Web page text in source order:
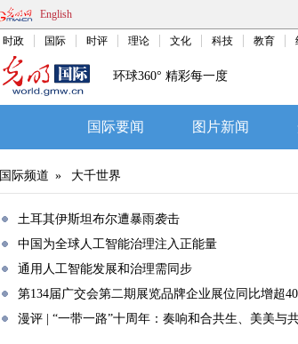
English
时政 国际 时评 理论 文化 科技 教育
环球360° 精彩每一度
国际要闻 图片新闻
国际频道 » 大千世界
土耳其伊斯坦布尔遭暴雨袭击
中国为全球人工智能治理注入正能量
通用人工智能发展和治理需同步
第134届广交会第二期展览品牌企业展位同比增超
漫评 | “一带一路”十周年：奏响和合共生、美美与